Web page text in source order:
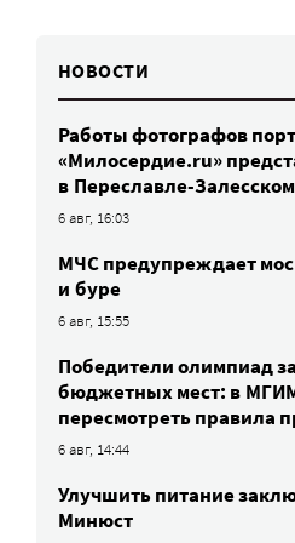
НОВОСТИ
Работы фотографов
«Милосердие.ru»
в Переславле-Залесском
6 авг, 16:03
МЧС предупреждает
и буре
6 авг, 15:55
Победители олимпиад
бюджетных мест: в
пересмотреть правила
6 авг, 14:44
Улучшить питание
Минюст